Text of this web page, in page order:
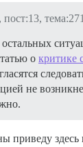
о критике
не
приведу здесь